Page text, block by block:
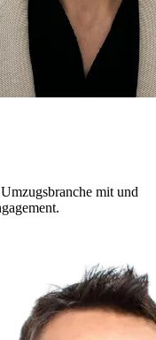
mit und